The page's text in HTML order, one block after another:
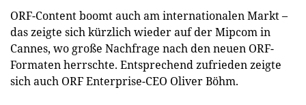
ORF-Content boomt auch am internationalen Markt –
das zeigte sich kürzlich wieder auf der Mipcom in
Cannes, wo große Nachfrage nach den neuen ORF-
Formaten herrschte. Entsprechend zufrieden zeigte
sich auch ORF Enterprise-CEO Oliver Böhm.